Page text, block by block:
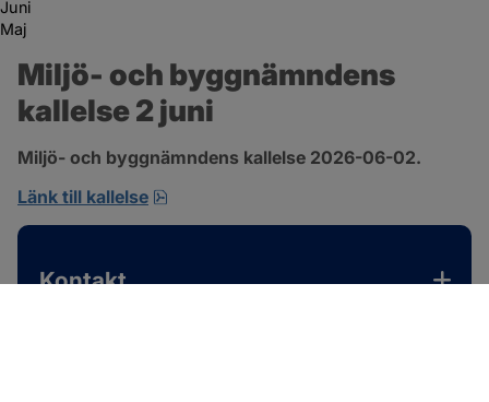
Juni
Maj
Miljö- och byggnämndens
kallelse 2 juni
Miljö- och byggnämndens kallelse 2026-06-02.
Länk till kallelse
Kontakt